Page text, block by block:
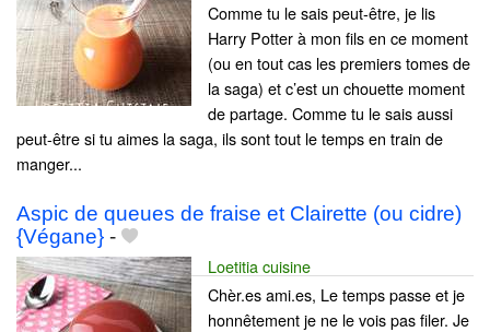
Comme tu le sais peut-être, je lis
Harry Potter à mon fils en ce moment
(ou en tout cas les premiers tomes de
la saga) et c’est un chouette moment
de partage. Comme tu le sais aussi
peut-être si tu aimes la saga, ils sont tout le temps en train de
manger...
Aspic de queues de fraise et Clairette (ou cidre)
{Végane} -
Loetitia cuisine
Chèr.es ami.es, Le temps passe et je
honnêtement je ne le vois pas filer. Je